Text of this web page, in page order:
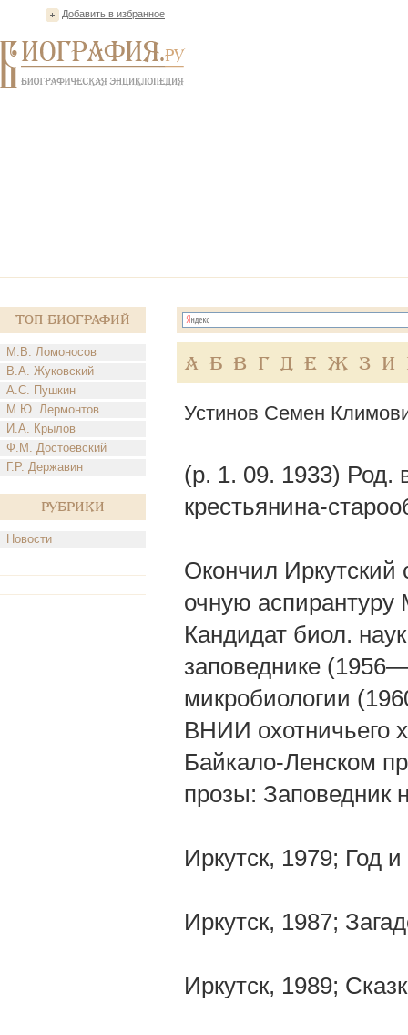
Добавить в избранное
Топ Биографий
М.В. Ломоносов
В.А. Жуковский
А.С. Пушкин
М.Ю. Лермонтов
И.А. Крылов
Ф.М. Достоевский
Г.Р. Державин
Рубрики
Новости
А Б В Г Д Е Ж З И
Устинов Семен
(р. 1. 09. 1933) Род.
крестьянина-
Окончил Иркутский
очную аспирантуру
Кандидат биол.
заповеднике
микробиологии
ВНИИ охотничьего
Байкало-Ленском
прозы: Заповедник
Иркутск, 1979; Год
Иркутск, 1987;
Иркутск, 1989;